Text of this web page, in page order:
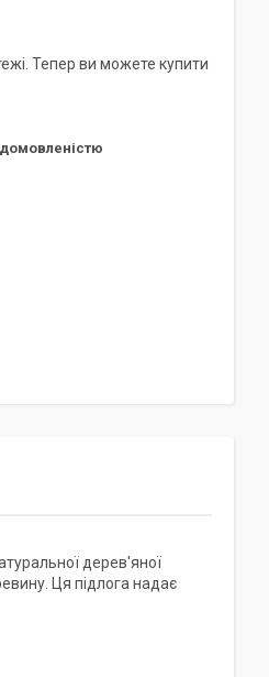
Тепер ви можете купити
дерев'яної
Ця підлога надає